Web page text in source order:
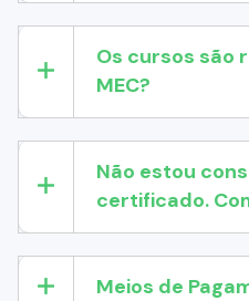
Os cursos são
MEC?
Não estou
certificado.
Meios de